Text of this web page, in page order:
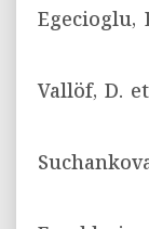
4.
5. Vallöf, D.
6.